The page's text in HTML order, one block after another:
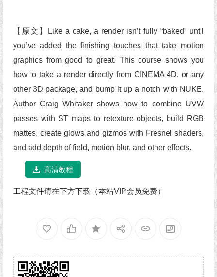
【原文】Like a cake, a render isn’t fully “baked” until
you’ve added the finishing touches that take motion
graphics from good to great. This course shows you
how to take a render directly from CINEMA 4D, or any
other 3D package, and bump it up a notch with NUKE.
Author Craig Whitaker shows how to combine UVW
passes with ST maps to retexture objects, build RGB
mattes, create glows and gizmos with Fresnel shaders,
and add depth of field, motion blur, and other effects.
高清教程
工程文件请在下方下载（本站VIP会员免费）